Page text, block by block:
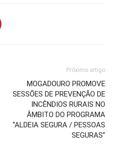
Próximo artigo
MOGADOURO PROMOVE
SESSÕES DE PREVENÇÃO DE
INCÊNDIOS RURAIS NO
ÂMBITO DO PROGRAMA
“ALDEIA SEGURA / PESSOAS
SEGURAS”